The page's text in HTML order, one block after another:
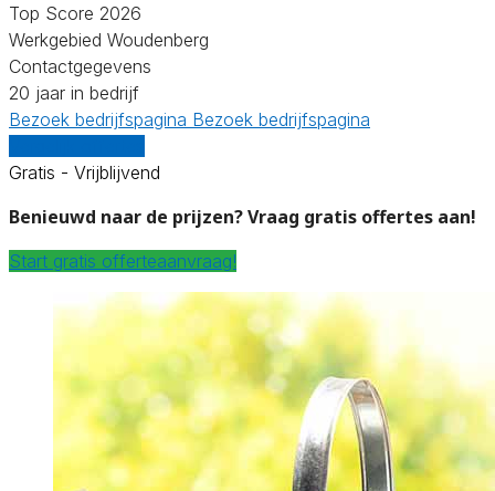
Top Score 2026
Werkgebied Woudenberg
Contactgegevens
20 jaar in bedrijf
Bezoek bedrijfspagina Bezoek bedrijfspagina
Gratis - Vrijblijvend
Benieuwd naar de prijzen? Vraag gratis offertes aan!
Start gratis offerteaanvraag!